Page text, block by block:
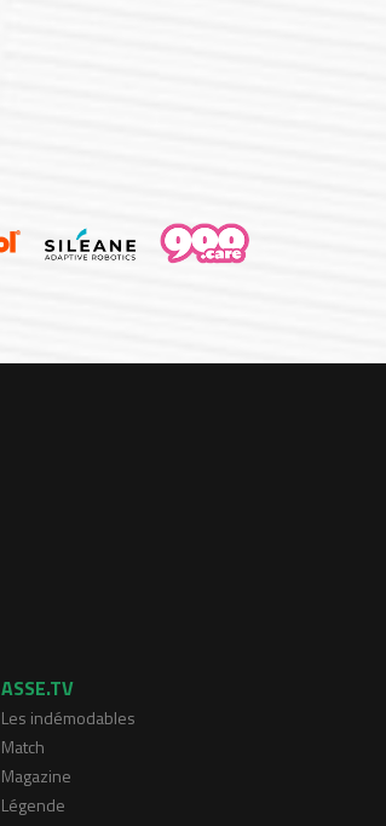
ASSE.TV
Les indémodables
Match
Magazine
Légende